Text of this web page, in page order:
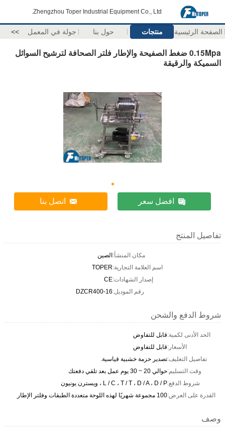
Zhengzhou Toper Industrial Equipment Co., Ltd.
الصفحة الرئيسية منتجات حول بنا جولة في المعمل >>
0.15Mpa ضغط الصفيحة والإطار فلتر الصحافة لترشيح السوائل
السميكة والرقيقة
افضل سعر اتصل بنا
تفاصيل المنتج
مكان المنشأ:الصين
اسم العلامة التجارية:TOPER
إصدار الشهادات:CE
رقم الموديل:DZCR400-16
شروط الدفع والشحن
الحد الأدنى لكمية:قابل للتفاوض
الأسعار:قابل للتفاوض
تفاصيل التغليف:تصدير حزمة خشبية قياسية.
وقت التسليم:حوالي 20 ~ 30 يوم عمل بعد تلقي دفعتك
شروط الدفع:L / C ، T / T ، D / A ، D / P ، ويسترن يونيون
القدرة على العرض:100 مجموعة شهريًا لهذه اللوحة متعددة الطبقات وفلتر الإطار
وصف